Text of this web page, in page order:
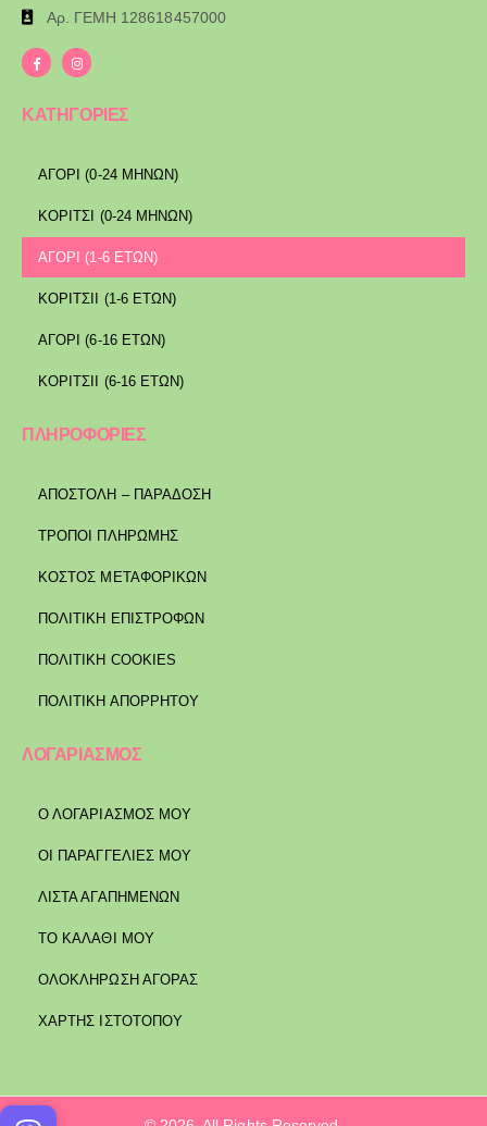
Αρ. ΓΕΜΗ 128618457000
ΚΑΤΗΓΟΡΙΕΣ
ΑΓΟΡΙ (0-24 ΜΗΝΩΝ)
ΚΟΡΙΤΣΙ (0-24 ΜΗΝΩΝ)
ΑΓΟΡΙ (1-6 ΕΤΩΝ)
ΚΟΡΙΤΣΙΙ (1-6 ΕΤΩΝ)
ΑΓΟΡΙ (6-16 ΕΤΩΝ)
ΚΟΡΙΤΣΙΙ (6-16 ΕΤΩΝ)
ΠΛΗΡΟΦΟΡΙΕΣ
ΑΠΟΣΤΟΛΉ – ΠΑΡΆΔΟΣΗ
ΤΡΌΠΟΙ ΠΛΗΡΩΜΉΣ
ΚΌΣΤΟΣ ΜΕΤΑΦΟΡΙΚΏΝ
ΠΟΛΙΤΙΚΉ ΕΠΙΣΤΡΟΦΏΝ
ΠΟΛΙΤΙΚΉ COOKIES
ΠΟΛΙΤΙΚΉ ΑΠΟΡΡΉΤΟΥ
ΛΟΓΑΡΙΑΣΜΟΣ
Ο ΛΟΓΑΡΙΑΣΜΟΣ ΜΟΥ
ΟΙ ΠΑΡΑΓΓΕΛΙΕΣ ΜΟΥ
ΛΙΣΤΑ ΑΓΑΠΗΜΕΝΩΝ
ΤΟ ΚΑΛΑΘΙ ΜΟΥ
ΟΛΟΚΛΗΡΩΣΗ ΑΓΟΡΑΣ
ΧΑΡΤΗΣ ΙΣΤΟΤΟΠΟΥ